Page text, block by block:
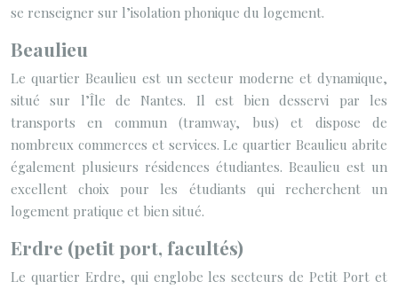
se renseigner sur l’isolation phonique du logement.
Beaulieu
Le quartier Beaulieu est un secteur moderne et dynamique,
situé sur l’Île de Nantes. Il est bien desservi par les
transports en commun (tramway, bus) et dispose de
nombreux commerces et services. Le quartier Beaulieu abrite
également plusieurs résidences étudiantes. Beaulieu est un
excellent choix pour les étudiants qui recherchent un
logement pratique et bien situé.
Erdre (petit port, facultés)
Le quartier Erdre, qui englobe les secteurs de Petit Port et